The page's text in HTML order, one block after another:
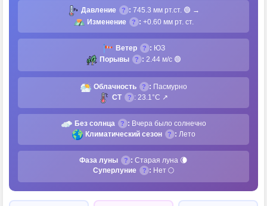
Давление ? : 745.3 мм рт.ст.🟢 →
Изменение
? : +0.60 мм рт. ст.
Ветер ? : ЮЗ
Порывы
? : 2.44 м/с 🟢
Облачность ? : Пасмурно
СТ
? : 23.1°C ↗
Без солнца ? : Вчера было солнечно
Климатический сезон
? : Лето
Фаза луны ? : Старая луна 🌘
Суперлуние
? : Нет 🌕